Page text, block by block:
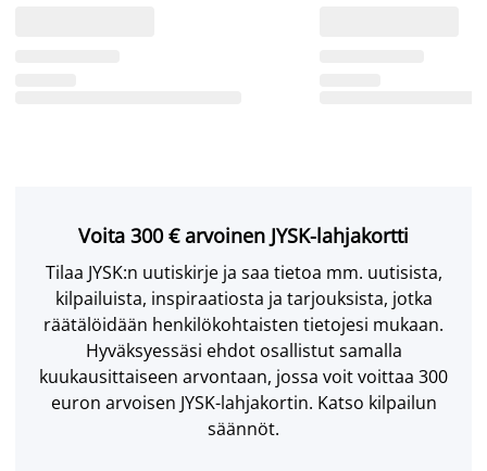
Voita 300 € arvoinen JYSK-lahjakortti
Tilaa JYSK:n uutiskirje ja saa tietoa mm. uutisista,
kilpailuista, inspiraatiosta ja tarjouksista, jotka
räätälöidään henkilökohtaisten tietojesi mukaan.
Hyväksyessäsi ehdot osallistut samalla
kuukausittaiseen arvontaan, jossa voit voittaa 300
euron arvoisen JYSK-lahjakortin. Katso kilpailun
säännöt.